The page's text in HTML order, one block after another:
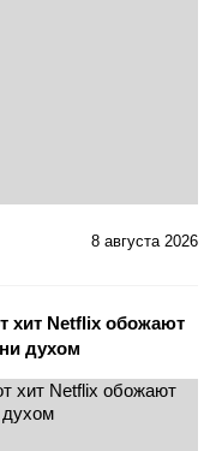
8 августа 2026
хит Netflix обожают
духом